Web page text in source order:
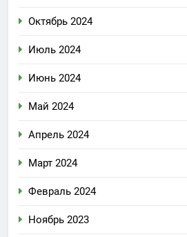
Октябрь 2024
Июль 2024
Июнь 2024
Май 2024
Апрель 2024
Март 2024
Февраль 2024
Ноябрь 2023